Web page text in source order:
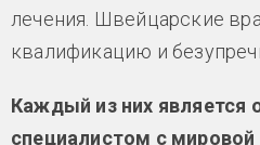
лечения. Швейцарские
квалификацию и
Каждый из них является
специалистом с